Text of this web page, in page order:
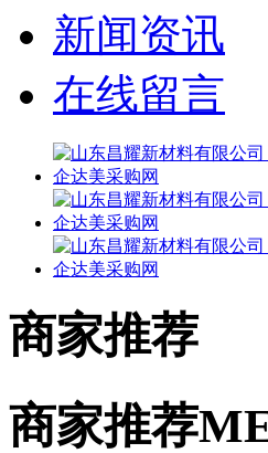
新闻资讯
在线留言
商家推荐
商家推荐